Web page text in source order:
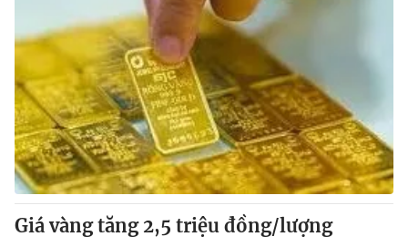
Giá vàng tăng 2,5 triệu đồng/lượng